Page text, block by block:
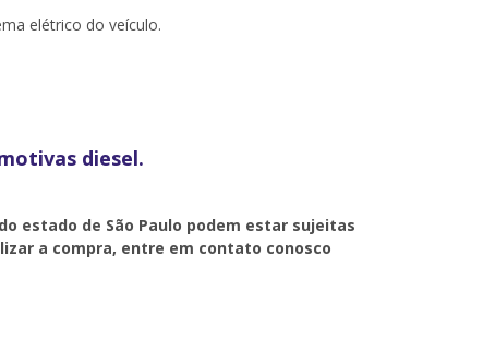
elétrico do veículo.
diesel.
estado de São Paulo podem estar sujeitas
a compra, entre em contato conosco